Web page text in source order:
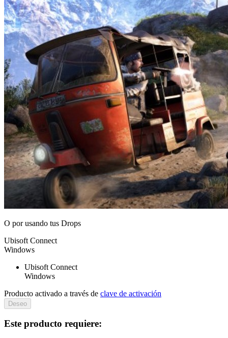
O porusando tus Drops
Ubisoft Connect
Windows
Ubisoft Connect
Windows
Producto activado a través de clave de activación
Deseo
Este producto requiere: